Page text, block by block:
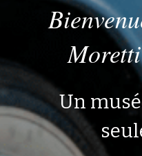
Un musée… mais pas